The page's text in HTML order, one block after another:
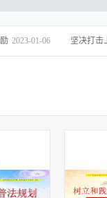
2023-01-06 坚决打击